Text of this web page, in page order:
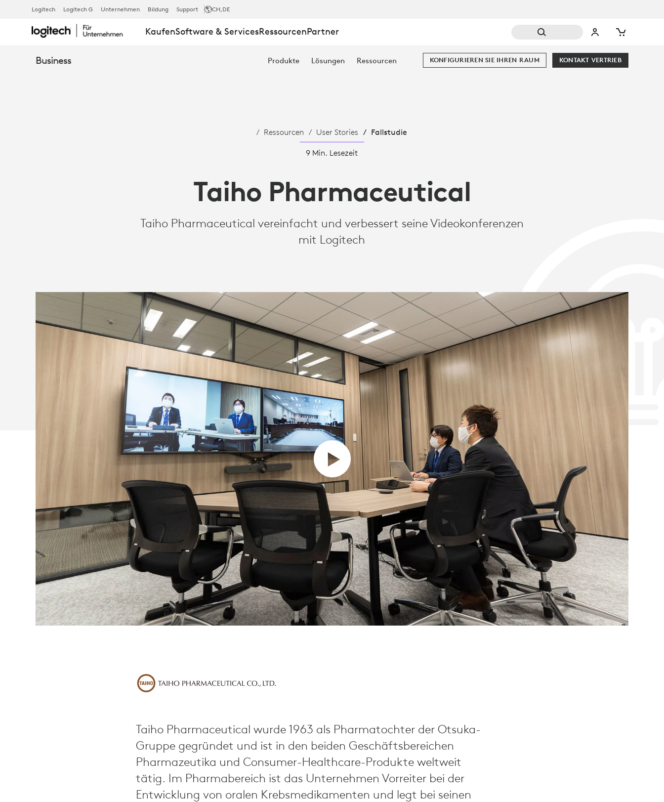
FALLSTUDIE:
TAIHO
RAUMLÖSUNGEN
MICROSOFT
TEAMS
Logitech Logitech G Unternehmen Bildung Support CH,DE
KaufenSoftware & ServicesRessourcenPartner
Business Produkte Lösungen Ressourcen KONTAKT VERTRIEB
KONFIGURIEREN SIE IHREN RAUM
Ressourcen User Stories Fallstudie
9 Min. Lesezeit
Taiho Pharmaceutical
Taiho Pharmaceutical vereinfacht und verbessert seine Videokonferenzen
mit Logitech
Taiho Pharmaceutical wurde 1963 als Pharmatochter der Otsuka-
Gruppe gegründet und ist in den beiden Geschäftsbereichen
Pharmazeutika und Consumer-Healthcare-Produkte weltweit
tätig. Im Pharmabereich ist das Unternehmen Vorreiter bei der
Entwicklung von oralen Krebsmedikamenten und legt bei seinen